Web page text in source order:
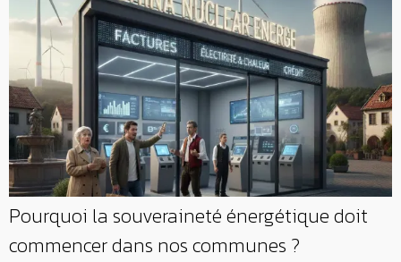
Pourquoi la souveraineté énergétique doit
commencer dans nos communes ?